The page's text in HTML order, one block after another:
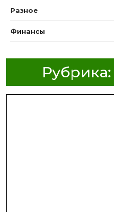
Разное
Финансы
Рубрика: